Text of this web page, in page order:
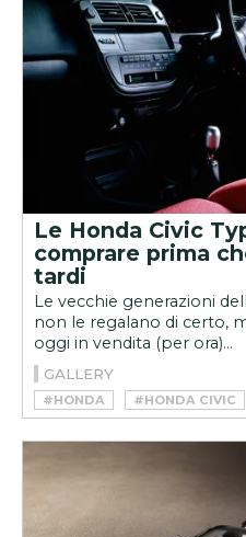
Le Honda Civic
comprare prima
tardi
Le vecchie generazioni
non le regalano di certo,
oggi in vendita (per ora)...
GALLERY
#HONDA
#HONDA CIVIC
#HONDA CIVIC TYPE R